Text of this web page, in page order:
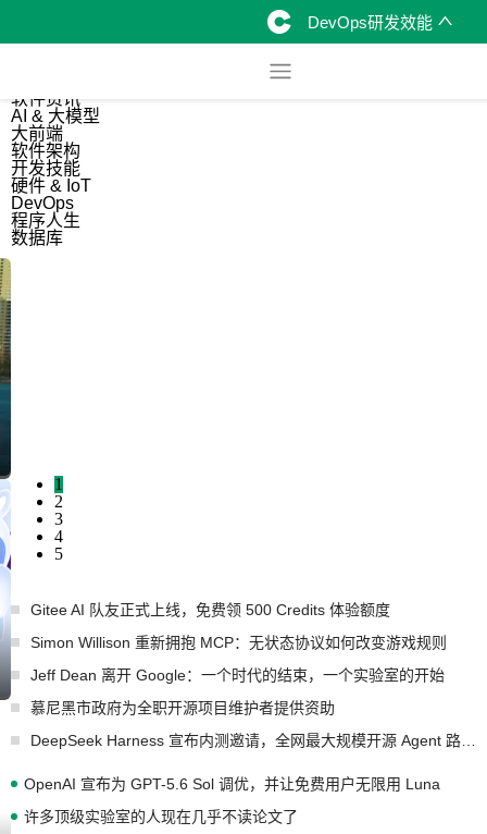
DevOps研发效能
软件资讯
AI & 大模型
大前端
软件架构
开发技能
硬件 & IoT
DevOps
程序人生
数据库
1
2
3
4
5
Gitee AI 队友正式上线，免费领 500 Credits 体验额度
Simon Willison 重新拥抱 MCP：无状态协议如何改变游戏规则
Jeff Dean 离开 Google：一个时代的结束，一个实验室的开始
慕尼黑市政府为全职开源项目维护者提供资助
OpenAI 宣布为 GPT-5.6 Sol 调优，并让免费用户无限用 Luna
许多顶级实验室的人现在几乎不读论文了